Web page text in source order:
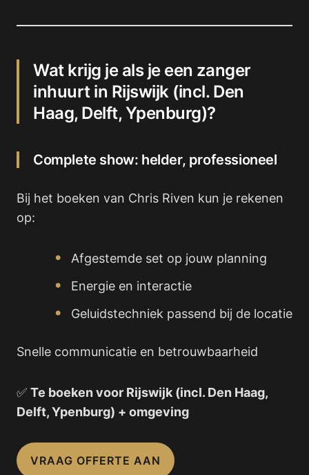
Wat krijg je als je een zanger
inhuurt in Rijswijk (incl. Den
Haag, Delft, Ypenburg)?
Complete show: helder, professioneel
Bij het boeken van Chris Riven kun je rekenen
op:
Afgestemde set op jouw planning
Energie en interactie
Geluidstechniek passend bij de locatie
Snelle communicatie en betrouwbaarheid
✅ Te boeken voor Rijswijk (incl. Den Haag,
Delft, Ypenburg) + omgeving
VRAAG OFFERTE AAN